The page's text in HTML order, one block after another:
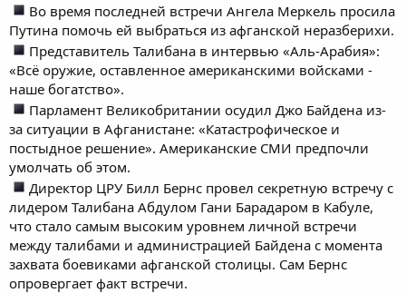
Во время последней встречи Ангела Меркель просила
Путина помочь ей выбраться из афганской неразберихи.
Представитель Талибана в интервью «Аль-Арабия»:
«Всё оружие, оставленное американскими войсками -
наше богатство».
Парламент Великобритании осудил Джо Байдена из-
за ситуации в Афганистане: «Катастрофическое и
постыдное решение». Американские СМИ предпочли
умолчать об этом.
Директор ЦРУ Билл Бернс провел секретную встречу с
лидером Талибана Абдулом Гани Барадаром в Кабуле,
что стало самым высоким уровнем личной встречи
между талибами и администрацией Байдена с момента
захвата боевиками афганской столицы. Сам Бернс
опровергает факт встречи.